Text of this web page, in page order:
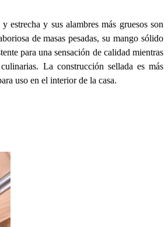
estrecha y sus alambres más gruesos son
de masas pesadas, su mango sólido
para una sensación de calidad mientras
La construcción sellada es más
uso en el interior de la casa.